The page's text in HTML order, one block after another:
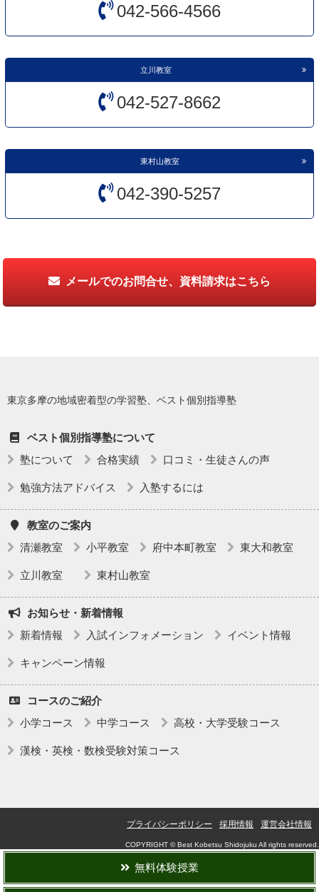
042-566-4566
立川教室
042-527-8662
東村山教室
042-390-5257
メールでのお問合せ、資料請求はこちら
東京多摩の地域密着型の学習塾、ベスト個別指導塾
ベスト個別指導塾について
塾について
合格実績 口コミ・生徒さんの声
勉強方法アドバイス 入塾するには
教室のご案内
清瀬教室
小平教室 府中本町教室 東大和教室
立川教室 東村山教室
お知らせ・新着情報
新着情報
入試インフォメーション イベント情報
キャンペーン情報
コースのご紹介
小学コース
中学コース 高校・大学受験コース
漢検・英検・数検受験対策コース
運営会社情報
採用情報
プライバシーポリシー
COPYRIGHT © Best Kobetsu Shidojuku All rights reserved.
無料体験授業